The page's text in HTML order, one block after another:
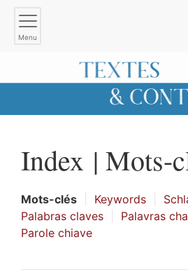
Menu
Index | Mots-
Mots-clés Keywords
Palabras claves
Palavras
Parole chiave